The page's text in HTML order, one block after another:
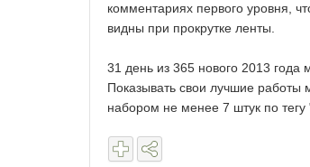
комментариях первого уровня,
видны при прокрутке ленты.
31 день из 365 нового 2013 года
Показывать свои лучшие работы
набором не менее 7 штук по тегу